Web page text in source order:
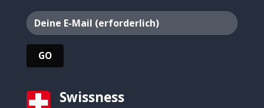
Swissness